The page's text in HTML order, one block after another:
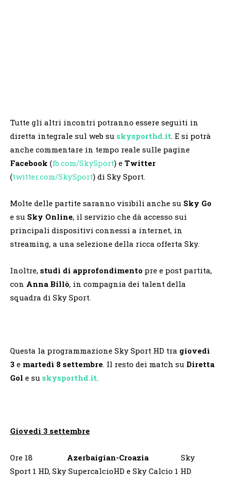
Tutte gli altri incontri potranno essere seguiti in
diretta integrale sul web su skysporthd.it. E si potrà
anche commentare in tempo reale sulle pagine
Facebook (fb.com/SkySport) e Twitter
(twitter.com/SkySport) di Sky Sport.
Molte delle partite saranno visibili anche su Sky Go
e su Sky Online, il servizio che dà accesso sui
principali dispositivi connessi a internet, in
streaming, a una selezione della ricca offerta Sky.
Inoltre, studi di approfondimento pre e post partita,
con Anna Billò, in compagnia dei talent della
squadra di Sky Sport.
Questa la programmazione Sky Sport HD tra giovedì
3 e martedì 8 settembre. Il resto dei match su Diretta
Gol e su skysporthd.it.
Giovedì 3 settembre
Ore 18 Azerbaigian-Croazia Sky
Sport 1 HD, Sky SupercalcioHD e Sky Calcio 1 HD